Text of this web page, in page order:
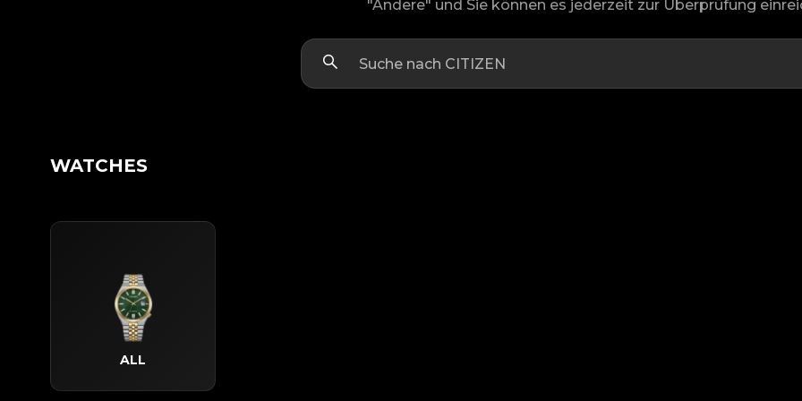
"Andere" und Sie können es jederzeit zur Überprüfung
WATCHES
ALL